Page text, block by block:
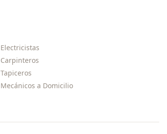
Electricistas
Carpinteros
Tapiceros
Mecánicos a Domicilio